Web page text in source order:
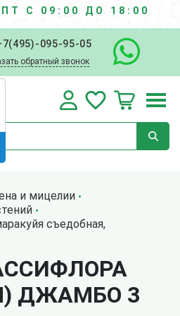
С 09:00 ДО 18:00
095-95-05
обратный звонок
и мицелии
съедобная,
ДЖАМБО 3